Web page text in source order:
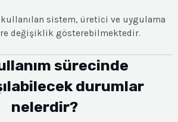
sistem, üretici ve uygulama
değişiklik gösterebilmektedir.
sürecinde
durumlar
nelerdir?